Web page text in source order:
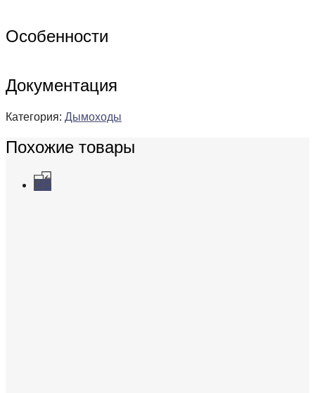
Особенности
Документация
Категория: Дымоходы
Похожие товары